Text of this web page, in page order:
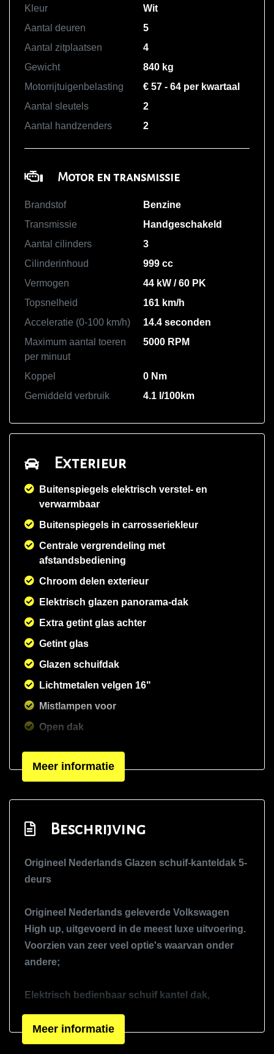
Kleur
Wit
Aantal deuren
5
Aantal zitplaatsen
4
Gewicht
840 kg
Motorrijtuigenbelasting
€ 57 - 64 per kwartaal
Aantal sleutels
2
Aantal handzenders
2
Motor en transmissie
Brandstof
Benzine
Transmissie
Handgeschakeld
Aantal cilinders
3
Cilinderinhoud
999 cc
Vermogen
44 kW / 60 PK
Topsnelheid
161 km/h
Acceleratie (0-100 km/h)
14.4 seconden
Maximum aantal toeren
per minuut
5000 RPM
Koppel
0 Nm
Gemiddeld verbruik
4.1 l/100km
Exterieur
Buitenspiegels elektrisch verstel- en
verwarmbaar
Buitenspiegels in carrosseriekleur
Centrale vergrendeling met
afstandsbediening
Chroom delen exterieur
Elektrisch glazen panorama-dak
Extra getint glas achter
Getint glas
Glazen schuifdak
Lichtmetalen velgen 16"
Mistlampen voor
Open dak
Parkeersensor achter
Overige
Anti blokkeer systeem
Anti doorslip regeling
Elektronisch stabiliteits programma
Hoofd airbag(s) voor
Nationale autopas
Zij airbag(s) voor
Meer informatie
Beschrijving
Origineel Nederlands Glazen schuif-kanteldak 5-
deurs
Origineel Nederlands geleverde Volkswagen
High up, uitgevoerd in de meest luxe uitvoering.
Voorzien van zeer veel optie's waarvan onder
andere;
Elektrisch bedienbaar schuif kantel dak,
mistlampen, airconditioning, hoogglans
accenten, cruise control, centrale vergrendeling,
Meer informatie